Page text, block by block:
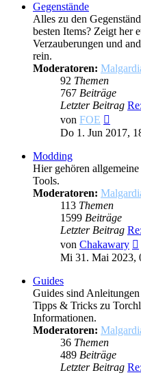
Gegenstände
Alles zu den
besten Items? Zeigt her
Verzauberungen und
rein.
Moderatoren:
92 Themen
767 Beiträge
Letzter Beitrag
von FOE
Beitrag
Do 1. Jun 2017,
Modding
Hier gehören
Tools.
Moderatoren:
113 Themen
1599 Beiträge
Letzter Beitrag
von Chakawary
Mi 31. Mai 2023,
Guides
Guides sind
Tipps & Tricks zu
Informationen.
Moderatoren:
36 Themen
489 Beiträge
Letzter Beitrag